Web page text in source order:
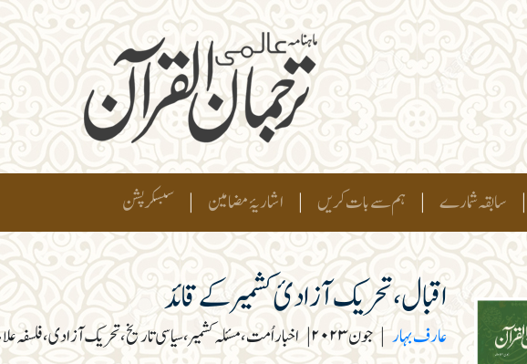
| سابقہ شمارے | ہم سے بات کریں | اشاریۂ مضامین | سبسکرپشن
اقبال، تحریک آزادیٔ کشمیر کے قائد
عارف بہار | جون ۲۰۲۳ | اخبار اُمت، مسئلہ کشمیر، سیاسی تاریخ، تحریک آزادی، فلسفہ